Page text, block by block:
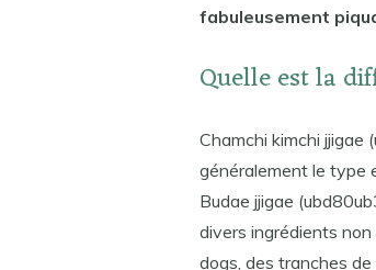
fabuleusement
Quelle est la
Chamchi kimchi
généralement le type
Budae jjigae
divers ingrédients
dogs, des tranches